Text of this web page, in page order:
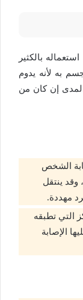
بالكثير
به لأنه يدوم
إن كان من
الشخص
وقد ينتقل
التي تطبقه
الإصابة